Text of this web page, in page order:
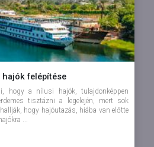
hajók felépítése
hogy a nílusi hajók, tulajdonképpen
tisztázni a legelején, mert sok
hogy hajóutazás, hiába van előtte
...